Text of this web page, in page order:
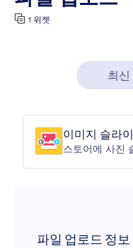
1 위젯
최신
이미지 슬라
스토어에 사진
파일 업로드 정보